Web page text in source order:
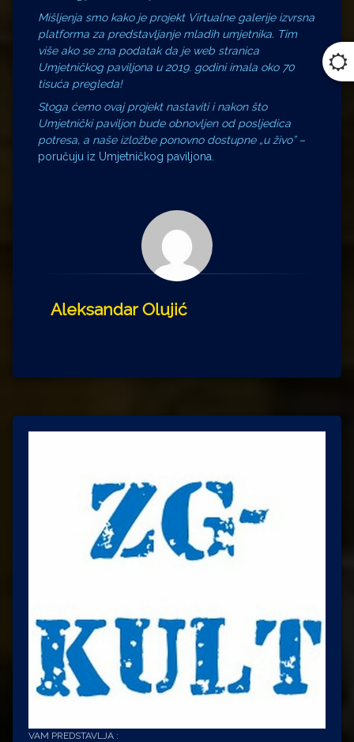
Mišljenja smo kako je projekt Virtualne galerije izvrsna
platforma za predstavljanje mladih umjetnika. Tim
više ako se zna podatak da je web stranica
Umjetničkog paviljona u 2019. godini imala oko 70
tisuća pregleda!
Stoga ćemo ovaj projekt nastaviti i nakon što
Umjetnički paviljon bude obnovljen od posljedica
potresa, a naše izložbe ponovno dostupne „u živo” –
poručuju iz Umjetničkog paviljona.
Aleksandar Olujić
VAM PREDSTAVLJA :